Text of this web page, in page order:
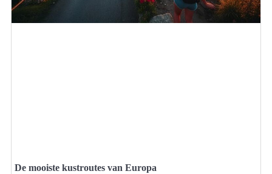
De mooiste kustroutes van Europa